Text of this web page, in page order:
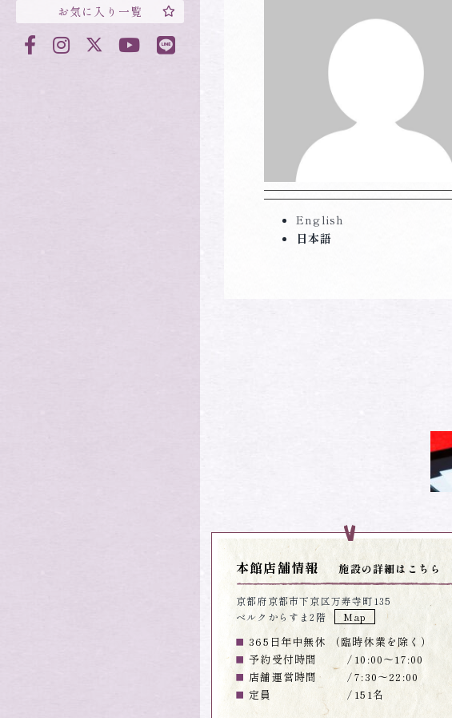
お気に入り一覧
English
日本語
本館店舗情報 施設の詳細はこちら
京都府京都市下京区万寿寺町135
ベルクからすま2階
Map
365日年中無休 （臨時休業を除く）
予約受付時間
10:00～17:00
店舗運営時間
7:30～22:00
定員
151名